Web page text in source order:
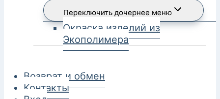
Переключить дочернее меню
Окраска изделий из
Экополимера
Возврат и обмен
Контакты